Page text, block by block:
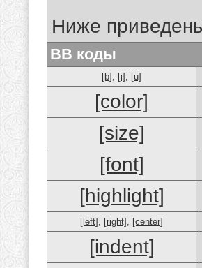
Ниже
BB коды
[b] , [i] , [u]
[color]
[size]
[font]
[highlight]
[left] , [right] , [center]
[indent]